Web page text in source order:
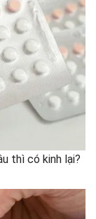
thì có kinh lại?